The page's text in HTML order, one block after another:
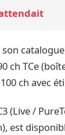
ch TCe
ch avec
(Live /
est